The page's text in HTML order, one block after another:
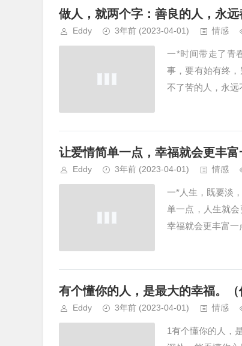
做人，就两个字：善良的人，永
Eddy 3年前 (2023-04-01) 情感
一*时间带走了青
事，要有始有终
不了苦的人，永
让爱情简单一点，幸福就会更丰富
Eddy 3年前 (2023-04-01) 情感
一*人生，既要淡
单一点，人生就
幸福就会更丰富
有个懂你的人，是最大的幸福。（
Eddy 3年前 (2023-04-01) 情感
1有个懂你的人，